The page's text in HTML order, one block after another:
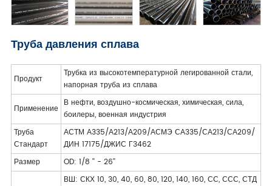
Труба давления сплава
Продукт
Трубка из высокотемпературной легированной стали,
напорная труба из сплава
Применение
В нефти, воздушно-космическая, химическая, сила,
боилеры, военная индустрия
Труба
Стандарт
АСТМ А335/А213/А209/АСМЭ СА335/СА213/СА209/
ДИН 17175/ДЖИС Г3462
Размер
OD: 1/8 '' - 26''
ВШ: СКХ 10, 30, 40, 60, 80, 120, 140, 160, СС, ССС, СТД